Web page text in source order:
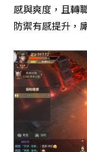
感與爽度，且轉
防禦有感提升，